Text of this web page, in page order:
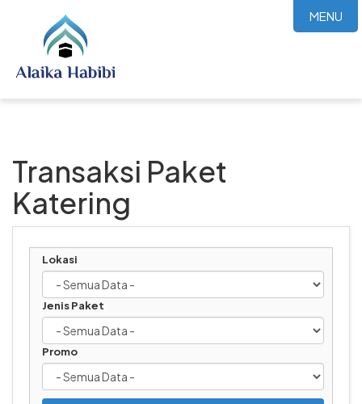
Transaksi Paket
Katering
Lokasi
Jenis Paket
Promo
MENU